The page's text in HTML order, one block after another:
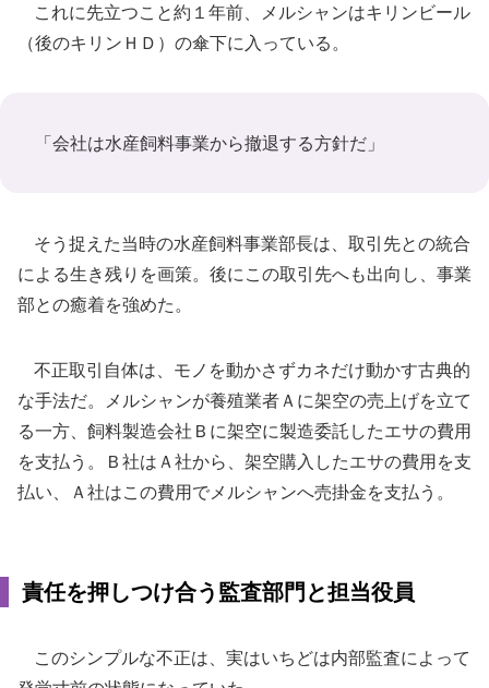
これに先立つこと約１年前、メルシャンはキリンビール
（後のキリンＨＤ）の傘下に入っている。
「会社は水産飼料事業から撤退する方針だ」
そう捉えた当時の水産飼料事業部長は、取引先との統合
による生き残りを画策。後にこの取引先へも出向し、事業
部との癒着を強めた。
不正取引自体は、モノを動かさずカネだけ動かす古典的
な手法だ。メルシャンが養殖業者Ａに架空の売上げを立て
る一方、飼料製造会社Ｂに架空に製造委託したエサの費用
を支払う。Ｂ社はＡ社から、架空購入したエサの費用を支
払い、Ａ社はこの費用でメルシャンへ売掛金を支払う。
責任を押しつけ合う監査部門と担当役員
このシンプルな不正は、実はいちどは内部監査によって